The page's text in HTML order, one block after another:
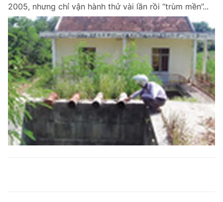
2005, nhưng chỉ vận hành thử vài lần rồi “trùm mền”...